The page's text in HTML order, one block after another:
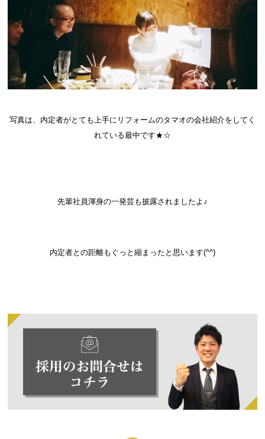
写真は、内定者がとても上手にリフォームのタマオの会社紹介をしてく
れている最中です★☆
先輩社員渾身の一発芸も披露されましたよ♪
内定者との距離もぐっと縮まったと思います(^^)